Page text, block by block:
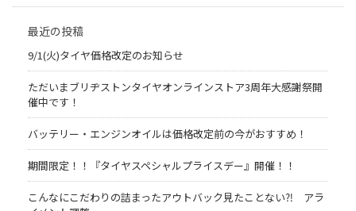
最近の投稿
9/1(火)タイヤ価格改定のお知らせ
ただいまブリヂストンタイヤオンラインストア3周年大感謝祭開
催中です！
バッテリー・エンジンオイルは価格改定前の今がおすすめ！
期間限定！！『タイヤスペシャルプライスデー』開催！！
こんなにこだわりの詰まったアウトバック見たことない⁈ アラ